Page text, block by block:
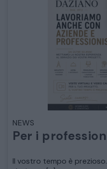
NEWS
Per i
Il vostro tempo è